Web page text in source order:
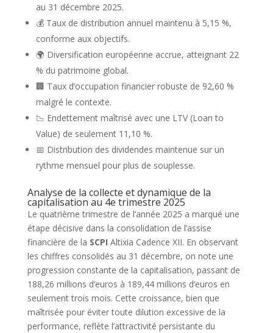
au 31 décembre 2025.
💰 Taux de distribution annuel maintenu à 5,15 %,
conforme aux objectifs.
🌍 Diversification européenne accrue, atteignant 22
% du patrimoine global.
🏢 Taux d’occupation financier robuste de 92,60 %
malgré le contexte.
📉 Endettement maîtrisé avec une LTV (Loan to
Value) de seulement 11,10 %.
📅 Distribution des dividendes maintenue sur un
rythme mensuel pour plus de souplesse.
Analyse de la collecte et dynamique de la
capitalisation au 4e trimestre 2025
Le quatrième trimestre de l’année 2025 a marqué une
étape décisive dans la consolidation de l’assise
financière de la SCPI Altixia Cadence XII. En observant
les chiffres consolidés au 31 décembre, on note une
progression constante de la capitalisation, passant de
188,26 millions d’euros à 189,44 millions d’euros en
seulement trois mois. Cette croissance, bien que
maîtrisée pour éviter toute dilution excessive de la
performance, reflète l’attractivité persistante du